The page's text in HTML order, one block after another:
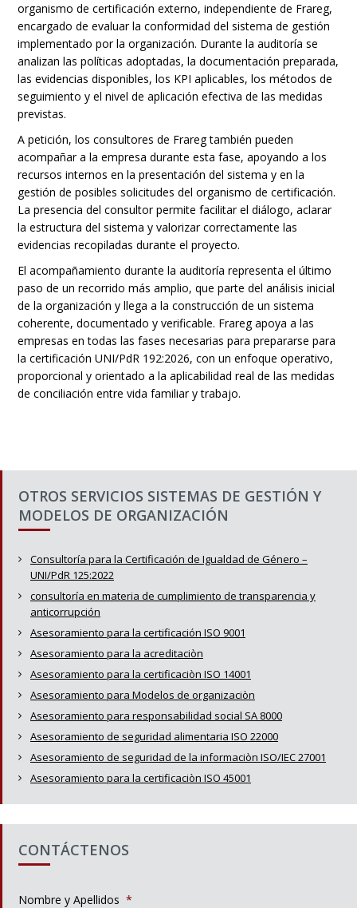
organismo de certificación externo, independiente de Frareg,
encargado de evaluar la conformidad del sistema de gestión
implementado por la organización. Durante la auditoría se
analizan las políticas adoptadas, la documentación preparada,
las evidencias disponibles, los KPI aplicables, los métodos de
seguimiento y el nivel de aplicación efectiva de las medidas
previstas.
A petición, los consultores de Frareg también pueden
acompañar a la empresa durante esta fase, apoyando a los
recursos internos en la presentación del sistema y en la
gestión de posibles solicitudes del organismo de certificación.
La presencia del consultor permite facilitar el diálogo, aclarar
la estructura del sistema y valorizar correctamente las
evidencias recopiladas durante el proyecto.
El acompañamiento durante la auditoría representa el último
paso de un recorrido más amplio, que parte del análisis inicial
de la organización y llega a la construcción de un sistema
coherente, documentado y verificable. Frareg apoya a las
empresas en todas las fases necesarias para prepararse para
la certificación UNI/PdR 192:2026, con un enfoque operativo,
proporcional y orientado a la aplicabilidad real de las medidas
de conciliación entre vida familiar y trabajo.
OTROS SERVICIOS SISTEMAS DE GESTIÓN Y
MODELOS DE ORGANIZACIÓN
Consultoría para la Certificación de Igualdad de Género –
UNI/PdR 125:2022
consultoría en materia de cumplimiento de transparencia y
anticorrupción
Asesoramiento para la certificación ISO 9001
Asesoramiento para la acreditaciòn
Asesoramiento para la certificaciòn ISO 14001
Asesoramiento para Modelos de organizaciòn
Asesoramiento para responsabilidad social SA 8000
Asesoramiento de seguridad alimentaria ISO 22000
Asesoramiento de seguridad de la informaciòn ISO/IEC 27001
Asesoramiento para la certificaciòn ISO 45001
CONTÁCTENOS
Nombre y Apellidos *